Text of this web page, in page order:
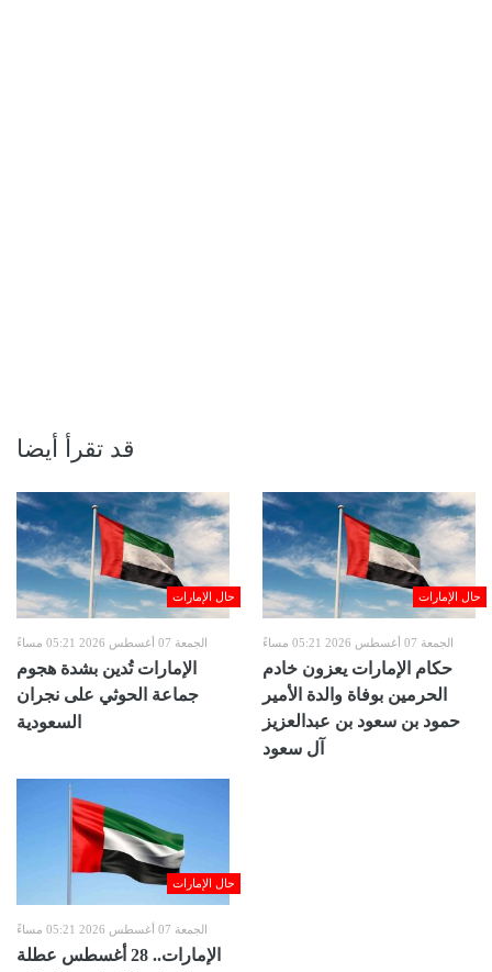
قد تقرأ أيضا
حال الإمارات
الجمعة 07 أغسطس 2026 05:21 مساءً
الإمارات تُدين بشدة هجوم
جماعة الحوثي على نجران
السعودية
حال الإمارات
الجمعة 07 أغسطس 2026 05:21 مساءً
حكام الإمارات يعزون خادم
الحرمين بوفاة والدة الأمير
حمود بن سعود بن عبدالعزيز
آل سعود
حال الإمارات
الجمعة 07 أغسطس 2026 05:21 مساءً
الإمارات.. 28 أغسطس عطلة